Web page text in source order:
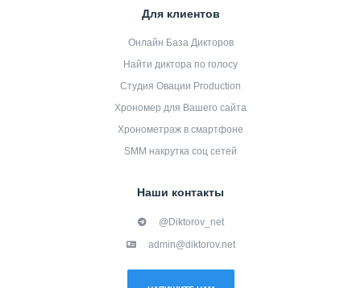
Для клиентов
Онлайн База Дикторов
Найти диктора по голосу
Студия Овации Production
Хрономер для Вашего сайта
Хронометраж в смартфоне
SMM накрутка соц сетей
Наши контакты
@Diktorov_net
admin@diktorov.net